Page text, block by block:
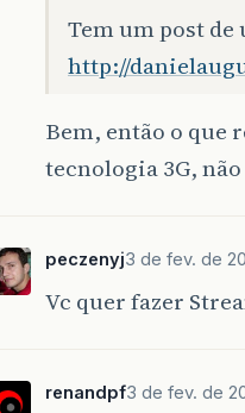
Tem um post
http://
Bem, então o que
tecnologia 3G,
peczenyj3 de fev. de
Vc quer fazer
renandpf3 de fev. de